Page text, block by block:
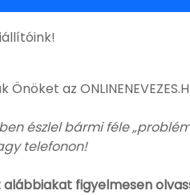
Önöket az
észlel bármi féle
telefonon!
alábbiakat figyelmesen